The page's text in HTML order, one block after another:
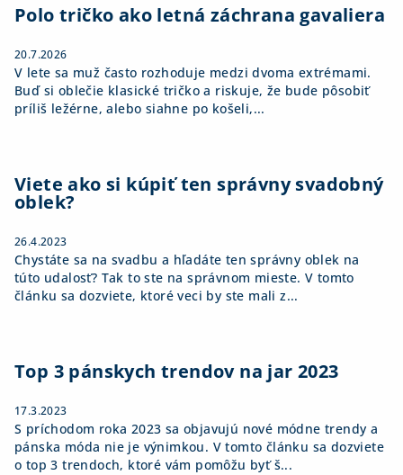
Polo tričko ako letná záchrana gavaliera
20.7.2026
V lete sa muž často rozhoduje medzi dvoma extrémami.
Buď si oblečie klasické tričko a riskuje, že bude pôsobiť
príliš ležérne, alebo siahne po košeli,...
Viete ako si kúpiť ten správny svadobný
oblek?
26.4.2023
Chystáte sa na svadbu a hľadáte ten správny oblek na
túto udalosť? Tak to ste na správnom mieste. V tomto
článku sa dozviete, ktoré veci by ste mali z...
Top 3 pánskych trendov na jar 2023
17.3.2023
S príchodom roka 2023 sa objavujú nové módne trendy a
pánska móda nie je výnimkou. V tomto článku sa dozviete
o top 3 trendoch, ktoré vám pomôžu byť š...